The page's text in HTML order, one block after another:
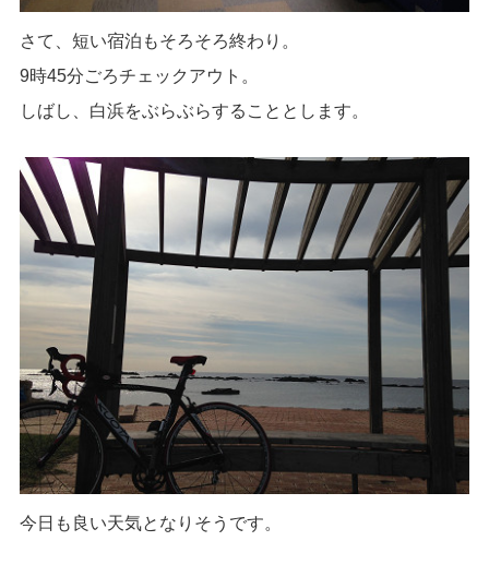
さて、短い宿泊もそろそろ終わり。
9時45分ごろチェックアウト。
しばし、白浜をぶらぶらすることとします。
今日も良い天気となりそうです。